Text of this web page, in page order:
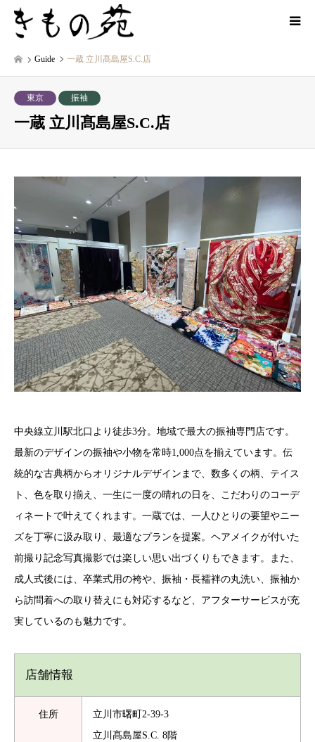
Guide 一蔵 立川髙島屋S.C.店
東京 振袖
一蔵 立川髙島屋S.C.店
中央線立川駅北口より徒歩3分。地域で最大の振袖専門店です。
最新のデザインの振袖や小物を常時1,000点を揃えています。伝
統的な古典柄からオリジナルデザインまで、数多くの柄、テイス
ト、色を取り揃え、一生に一度の晴れの日を、こだわりのコーデ
ィネートで叶えてくれます。一蔵では、一人ひとりの要望やニー
ズを丁寧に汲み取り、最適なプランを提案。ヘアメイクが付いた
前撮り記念写真撮影では楽しい思い出づくりもできます。また、
成人式後には、卒業式用の袴や、振袖・長襦袢の丸洗い、振袖か
ら訪問着への取り替えにも対応するなど、アフターサービスが充
実しているのも魅力です。
店舗情報
住所
立川市曙町2-39-3
立川髙島屋S.C. 8階